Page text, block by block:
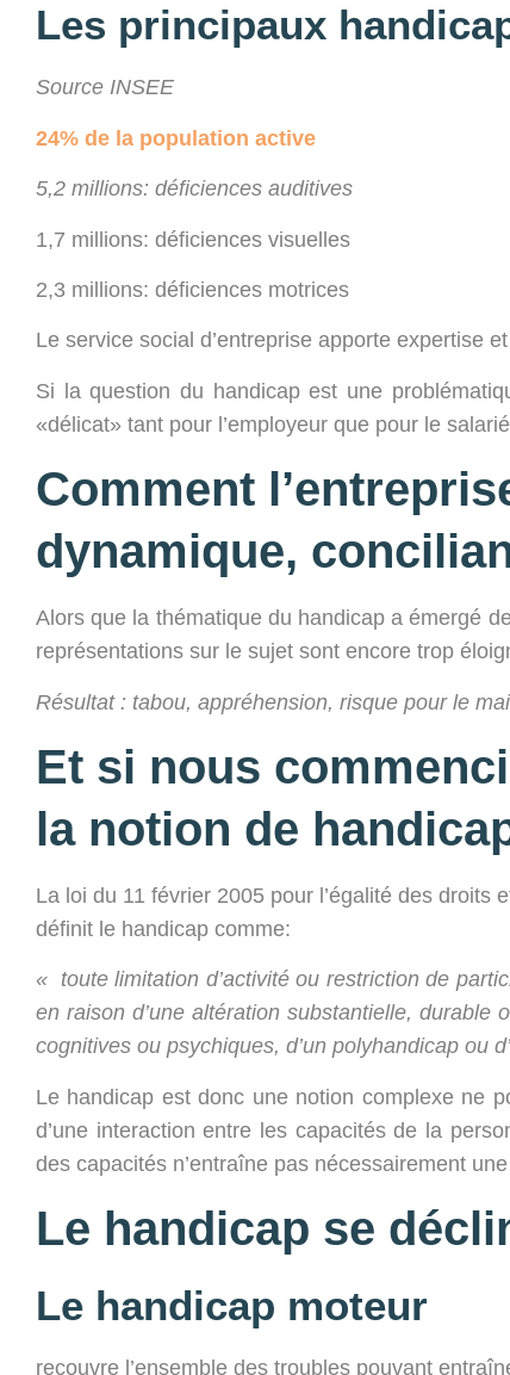
Les principaux
Source INSEE
24% de la population active
5,2 millions: déficiences auditives
1,7 millions: déficiences visuelles
2,3 millions: déficiences motrices
Le service social d’entreprise apporte expertise
Si la question du handicap est une
«délicat» tant pour l’employeur que pour le
Comment
dynamique,
Alors que la thématique du handicap a émergé
représentations sur le sujet sont encore trop
Résultat : tabou, appréhension, risque pour le
Et si nous
la notion de
La loi du 11 février 2005 pour l’égalité des
définit le handicap comme:
« toute limitation d’activité ou restriction de
en raison d’une altération substantielle,durable
cognitives ou psychiques, d’un polyhandicap ou
Le handicap est donc une notion complexe ne
d’une interaction entre les capacités de la
des capacités n’entraîne pas nécessairement
Le handicap se
Le handicap moteur
recouvre l’ensemble des troubles pouvant